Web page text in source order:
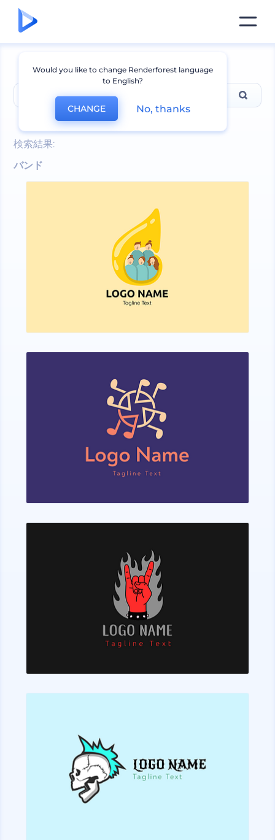
バンド
検索結果:
バンド
Would you like to change Renderforest language
to English?
CHANGE No, thanks